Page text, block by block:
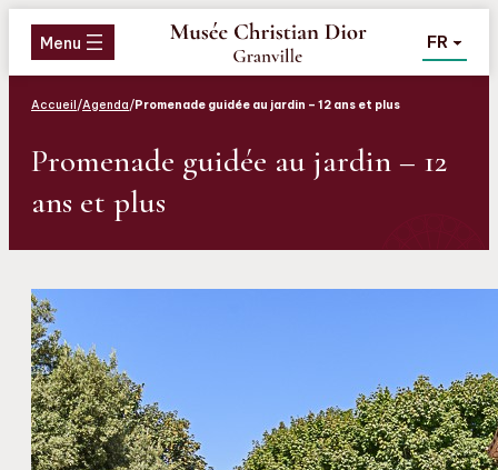
Aller
Aller
Aller
page
Menu FR
Accueil /Agenda/Promenade guidée au jardin – 12 ans et plus
Promenade guidée au jardin – 12
ans et plus